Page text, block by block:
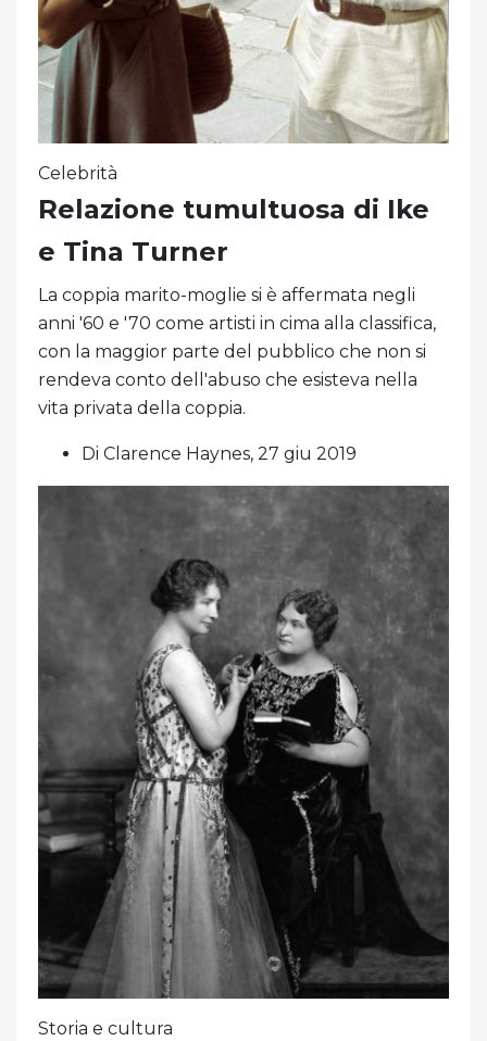
Celebrità
Relazione tumultuosa di Ike
e Tina Turner
La coppia marito-moglie si è affermata negli
anni '60 e '70 come artisti in cima alla classifica,
con la maggior parte del pubblico che non si
rendeva conto dell'abuso che esisteva nella
vita privata della coppia.
Di Clarence Haynes, 27 giu 2019
Storia e cultura